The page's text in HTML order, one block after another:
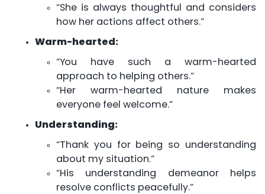
“She is always thoughtful and considers
how her actions affect others.”
Warm-hearted:
“You have such a warm-hearted
approach to helping others.”
“Her warm-hearted nature makes
everyone feel welcome.”
Understanding:
“Thank you for being so understanding
about my situation.”
“His understanding demeanor helps
resolve conflicts peacefully.”